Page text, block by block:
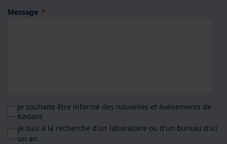
Message
Je souhaite être informé des nouvelles et événements de
Kadans
Je suis à la recherche d'un laboratoire ou d'un bureau d'ici
un an.